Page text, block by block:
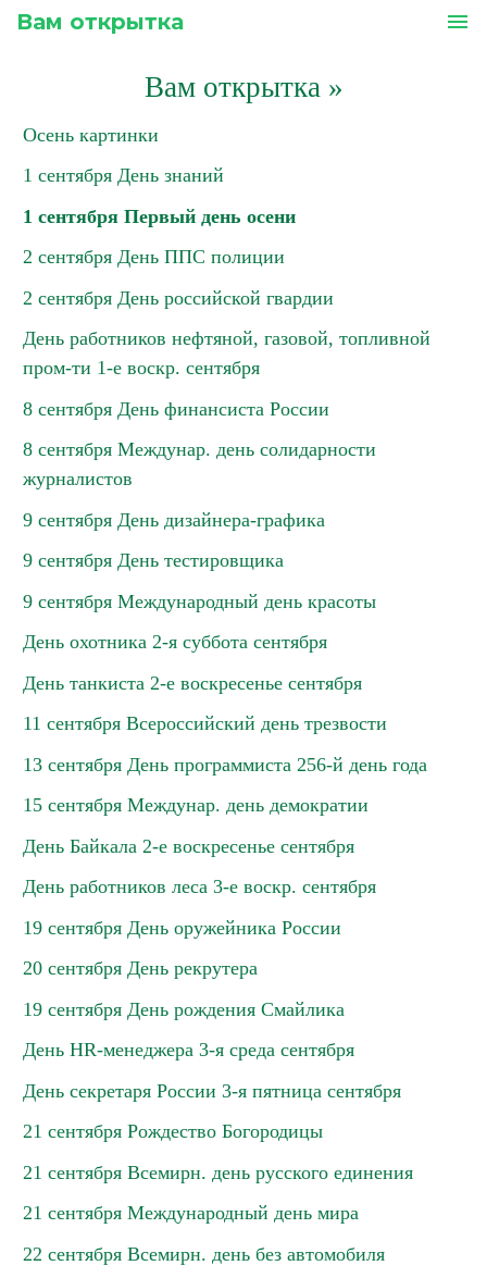
Вам открытка menu
Вам открытка»
Осень картинки
1 сентября День знаний
1 сентября Первый день осени
2 сентября День ППС полиции
2 сентября День российской гвардии
День работников нефтяной, газовой, топливной
пром-ти 1-е воскр. сентября
8 сентября День финансиста России
8 сентября Междунар. день солидарности
журналистов
9 сентября День дизайнера-графика
9 сентября День тестировщика
9 сентября Международный день красоты
День охотника 2-я суббота сентября
День танкиста 2-е воскресенье сентября
11 сентября Всероссийский день трезвости
13 сентября День программиста 256-й день года
15 сентября Междунар. день демократии
День Байкала 2-е воскресенье сентября
День работников леса 3-е воскр. сентября
19 сентября День оружейника России
20 сентября День рекрутера
19 сентября День рождения Смайлика
День HR-менеджера 3-я среда сентября
День секретаря России 3-я пятница сентября
21 сентября Рождество Богородицы
21 сентября Всемирн. день русского единения
21 сентября Международный день мира
22 сентября Всемирн. день без автомобиля